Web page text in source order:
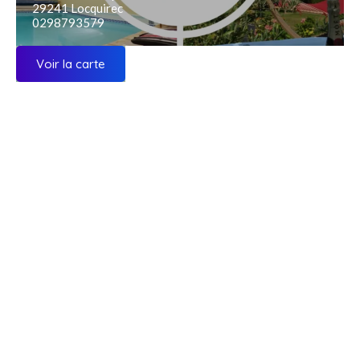
29241 Locquirec
0298793579
Voir la carte